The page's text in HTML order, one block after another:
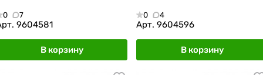
0 7
9604581
В корзину
0 4
Арт. 9604596
В корзину